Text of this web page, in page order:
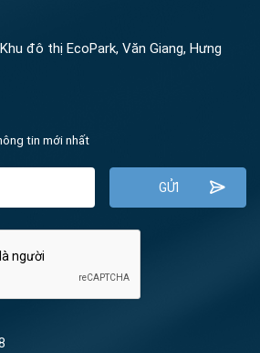
đô thị EcoPark, Văn Giang, Hưng
tin mới nhất